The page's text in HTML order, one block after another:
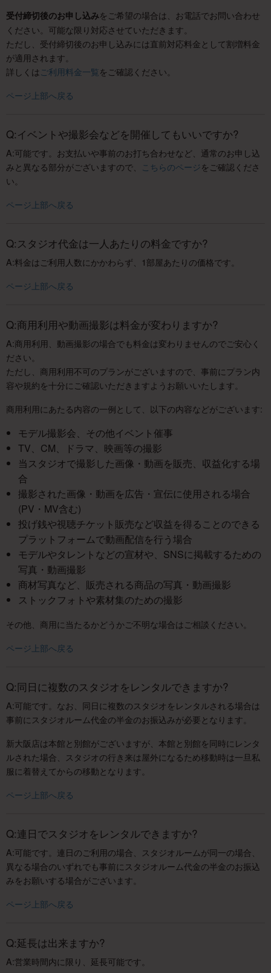
受付締切後のお申し込みをご希望の場合は、お電話でお問い合わせ
ください。可能な限り対応させていただきます。
ただし、受付締切後のお申し込みには直前対応料金として割増料金
が適用されます。
詳しくは ご利用料金一覧をご確認ください。
ページ上部へ戻る
Q:イベントや撮影会などを開催してもいいですか?
A:可能です。お支払いや事前のお打ち合わせなど、通常のお申し込
みと異なる部分がございますので、
こちらのページをご確認くださ
い。
ページ上部へ戻る
Q:スタジオ代金は一人あたりの料金ですか?
A:料金はご利用人数にかかわらず、1部屋あたりの価格です。
ページ上部へ戻る
Q:商用利用や動画撮影は料金が変わりますか?
A:商用利用、動画撮影の場合でも料金は変わりませんのでご安心く
ださい。
ただし、商用利用不可のプランがございますので、事前にプラン内
容や規約を十分にご確認いただきますようお願いいたします。
商用利用にあたる内容の一例として、以下の内容などがございます:
モデル撮影会、その他イベント催事
TV、CM、ドラマ、映画等の撮影
当スタジオで撮影した画像・動画を販売、収益化する場
合
撮影された画像・動画を広告・宣伝に使用される場合
(PV・MV含む)
投げ銭や視聴チケット販売など収益を得ることのできる
プラットフォームで動画配信を行う場合
モデルやタレントなどの宣材や、SNSに掲載するための
写真・動画撮影
商材写真など、販売される商品の写真・動画撮影
ストックフォトや素材集のための撮影
その他、商用に当たるかどうかご不明な場合はご相談ください。
ページ上部へ戻る
Q:同日に複数のスタジオをレンタルできますか?
A:可能です。なお、同日に複数のスタジオをレンタルされる場合は
事前にスタジオルーム代金の半金のお振込みが必要となります。
新大阪店は本館と別館がございますが、本館と別館を同時にレンタ
ルされた場合、スタジオの行き来は屋外になるため移動時は一旦私
服に着替えてからの移動となります。
ページ上部へ戻る
Q:連日でスタジオをレンタルできますか?
A:可能です。連日のご利用の場合、スタジオルームが同一の場合、
異なる場合のいずれでも事前にスタジオルーム代金の半金のお振込
みをお願いする場合がございます。
ページ上部へ戻る
Q:延長は出来ますか?
A:営業時間内に限り、延長可能です。